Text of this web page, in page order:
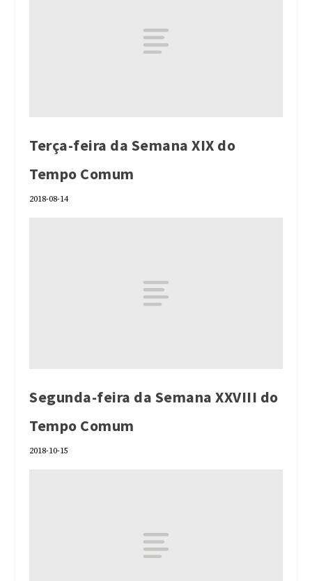
Terça-feira da Semana XIX do
Tempo Comum
2018-08-14
Segunda-feira da Semana XXVIII do
Tempo Comum
2018-10-15